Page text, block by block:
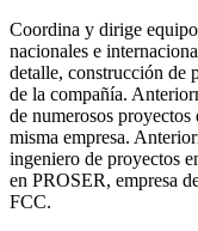
Coordina y dirige
nacionales e
detalle, construcción de
de la compañía.
de numerosos proyectos
misma empresa.
ingeniero de proyectos
en PROSER, empresa
FCC.